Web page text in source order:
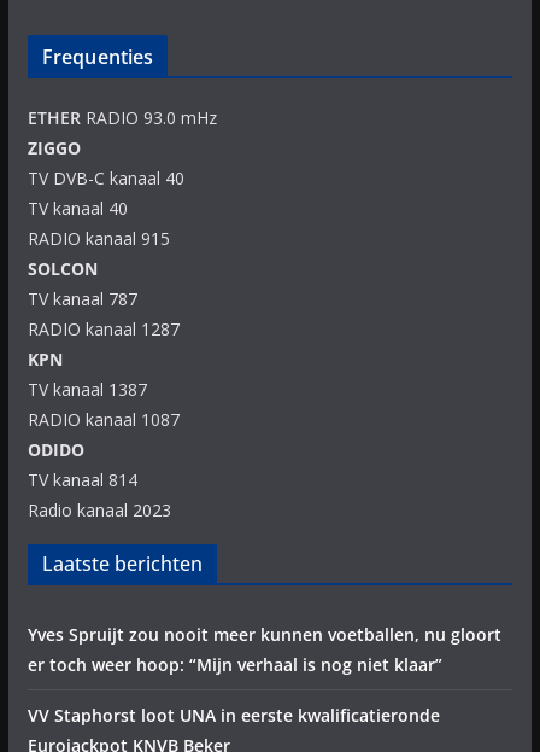
Frequenties
ETHERRADIO 93.0 mHz
ZIGGO
TV DVB-C kanaal 40
TV kanaal 40
RADIO kanaal 915
SOLCON
TV kanaal 787
RADIO kanaal 1287
KPN
TV kanaal 1387
RADIO kanaal 1087
ODIDO
TV kanaal 814
Radio kanaal 2023
Laatste berichten
Yves Spruijt zou nooit meer kunnen voetballen, nu gloort
er toch weer hoop: “Mijn verhaal is nog niet klaar”
VV Staphorst loot UNA in eerste kwalificatieronde
Eurojackpot KNVB Beker